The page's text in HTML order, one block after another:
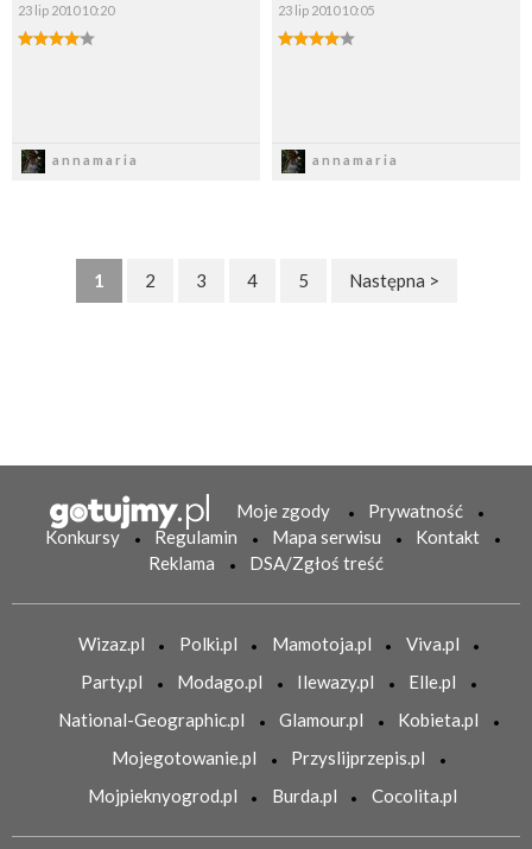
23 lip 2010 10:20
annamaria
23 lip 2010 10:05
annamaria
1 2 3 4 5 Następna >
Moje zgody
Prywatność
Konkursy
Regulamin Mapa serwisu
Kontakt
Reklama
DSA/Zgłoś treść
Wizaz.pl Polki.pl Mamotoja.pl
Viva.pl
Party.pl
Modago.pl Ilewazy.pl
Elle.pl
National-Geographic.pl
Glamour.pl
Kobieta.pl
Mojegotowanie.pl
Przyslijprzepis.pl
Mojpieknyogrod.pl
Burda.pl Cocolita.pl